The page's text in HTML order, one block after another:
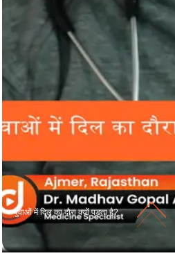
युवाओं में दिल का दौरा क्यों पड़ता है?